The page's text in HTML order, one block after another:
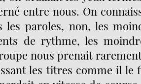
entre nous. On
les paroles, non, les
de rythme, les
nous prenait
les titres comme il le